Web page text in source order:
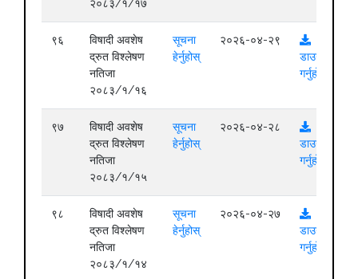
२०८३/१/१७
९६
विषादी अवशेष
द्रुत विश्लेषण
नतिजा
२०८३/१/१६
सूचना
हेर्नुहोस्
२०२६-०४-२९
डाउनलोड
गर्नुहोस्
९७
विषादी अवशेष
द्रुत विश्लेषण
नतिजा
२०८३/१/१५
सूचना
हेर्नुहोस्
२०२६-०४-२८
डाउनलोड
गर्नुहोस्
९८
विषादी अवशेष
द्रुत विश्लेषण
नतिजा
२०८३/१/१४
सूचना
हेर्नुहोस्
२०२६-०४-२७
डाउनलोड
गर्नुहोस्